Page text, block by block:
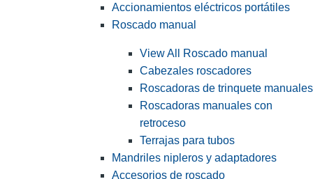
Accionamientos eléctricos portátiles
Roscado manual
View All Roscado manual
Cabezales roscadores
Roscadoras de trinquete manuales
Roscadoras manuales con
retroceso
Terrajas para tubos
Mandriles nipleros y adaptadores
Accesorios de roscado